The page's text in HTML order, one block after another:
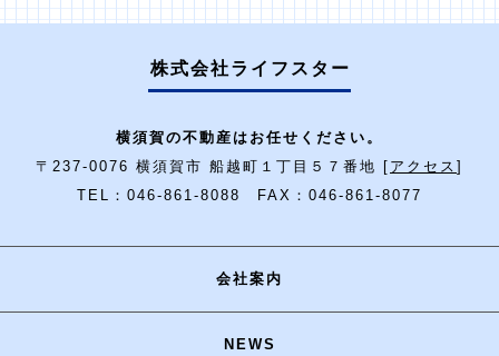
株式会社ライフスター
横須賀の不動産はお任せください。
〒237-0076 横須賀市 船越町１丁目５７番地 [ アクセス ]
TEL：046-861-8088 FAX：046-861-8077
会社案内
NEWS